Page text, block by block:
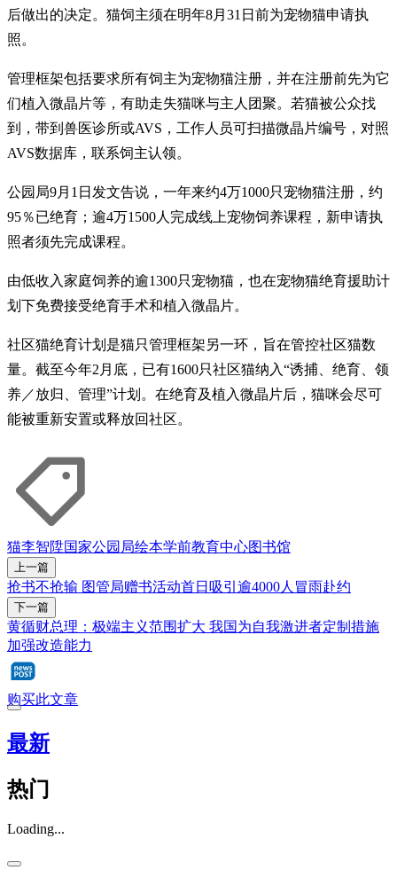
后做出的决定。猫饲主须在明年8月31日前为宠物猫申请执
照。
管理框架包括要求所有饲主为宠物猫注册，并在注册前先为它
们植入微晶片等，有助走失猫咪与主人团聚。若猫被公众找
到，带到兽医诊所或AVS，工作人员可扫描微晶片编号，对照
AVS数据库，联系饲主认领。
公园局9月1日发文告说，一年来约4万1000只宠物猫注册，约
95％已绝育；逾4万1500人完成线上宠物饲养课程，新申请执
照者须先完成课程。
由低收入家庭饲养的逾1300只宠物猫，也在宠物猫绝育援助计
划下免费接受绝育手术和植入微晶片。
社区猫绝育计划是猫只管理框架另一环，旨在管控社区猫数
量。截至今年2月底，已有1600只社区猫纳入“诱捕、绝育、领
养／放归、管理”计划。在绝育及植入微晶片后，猫咪会尽可
能被重新安置或释放回社区。
猫李智陞国家公园局绘本学前教育中心图书馆
上一篇
抢书不抢输 图管局赠书活动首日吸引逾4000人冒雨赴约
下一篇
黄循财总理：极端主义范围扩大 我国为自我激进者定制措施
加强改造能力
购买此文章
最新
热门
Loading...